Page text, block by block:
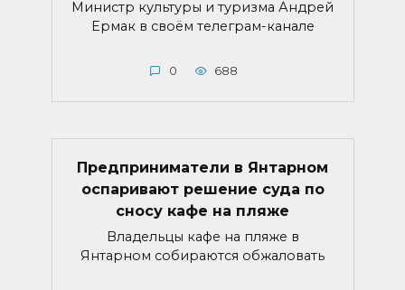
Министр культуры и туризма Андрей
Ермак в своём телеграм-канале
0 688
Предприниматели в Янтарном
оспаривают решение суда по
сносу кафе на пляже
Владельцы кафе на пляже в
Янтарном собираются обжаловать